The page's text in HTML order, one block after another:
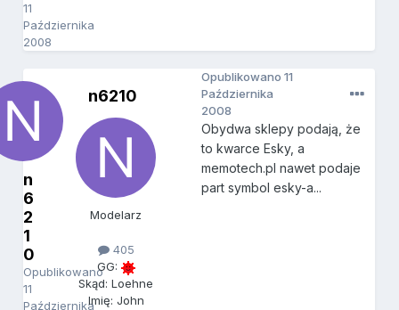
11
Października
2008
n
6
2
1
0
Opublikowano
11
Października
n6210
Modelarz
405
GG:
Skąd: Loehne
Imię: John
Opublikowano11
Października
2008
Obydwa sklepy podają, że
to kwarce Esky, a
memotech.pl nawet podaje
part symbol esky-a...